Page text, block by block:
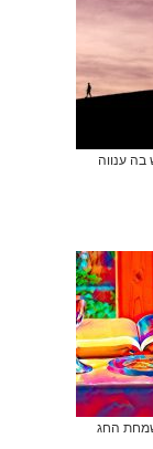
בה ענווה
החג